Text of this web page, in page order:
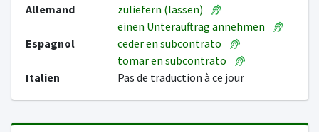
Allemand
zuliefern (lassen)
einen Unterauftrag annehmen
Espagnol
ceder en subcontrato
tomar en subcontrato
Italien
Pas de traduction à ce jour